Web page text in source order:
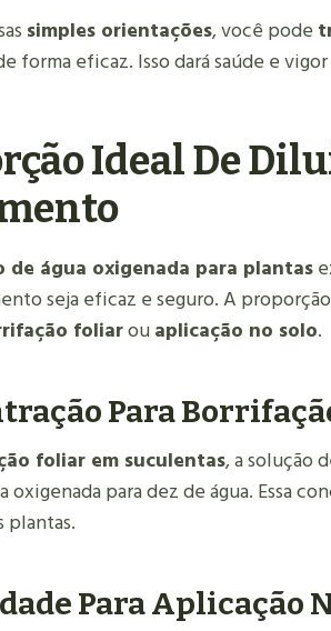
simples orientações, você pode
forma eficaz. Isso dará saúde e vigor
Ideal De
de água oxigenada para plantas
seja eficaz e seguro. A
foliarouaplicação no solo.
Para
foliar em suculentas, a solução
oxigenada para dez de água. Essa
plantas.
Para Aplicação